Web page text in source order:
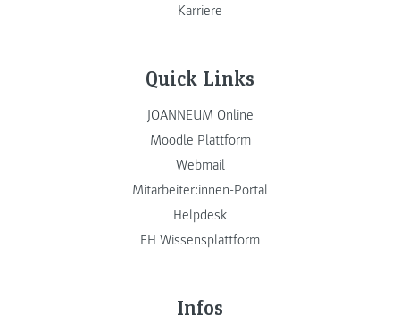
Karriere
Quick Links
JOANNEUM Online
Moodle Plattform
Webmail
Mitarbeiter:innen-Portal
Helpdesk
FH Wissensplattform
Infos